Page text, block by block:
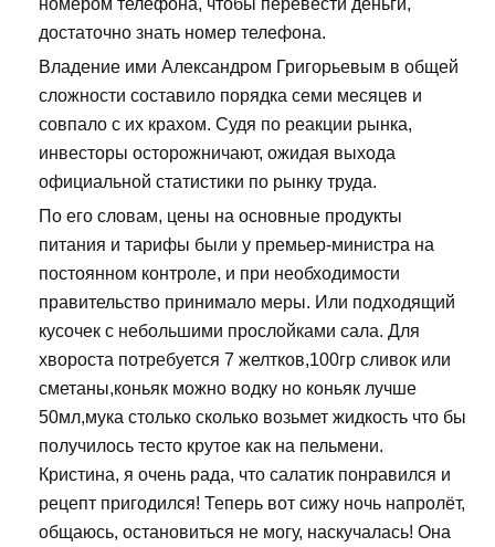
номером телефона, чтобы перевести деньги,
достаточно знать номер телефона.
Владение ими Александром Григорьевым в общей
сложности составило порядка семи месяцев и
совпало с их крахом. Судя по реакции рынка,
инвесторы осторожничают, ожидая выхода
официальной статистики по рынку труда.
По его словам, цены на основные продукты
питания и тарифы были у премьер-министра на
постоянном контроле, и при необходимости
правительство принимало меры. Или подходящий
кусочек с небольшими прослойками сала. Для
хвороста потребуется 7 желтков,100гр сливок или
сметаны,коньяк можно водку но коньяк лучше
50мл,мука столько сколько возьмет жидкость что бы
получилось тесто крутое как на пельмени.
Кристина, я очень рада, что салатик понравился и
рецепт пригодился! Теперь вот сижу ночь напролёт,
общаюсь, остановиться не могу, наскучалась! Она